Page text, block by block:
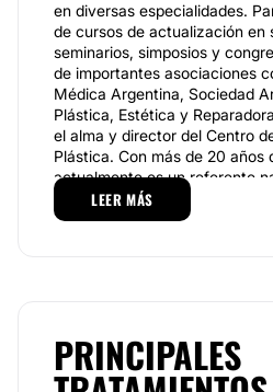
en diversas especialidades.
de cursos de actualización en
seminarios, simposios y
de importantes asociaciones
Médica Argentina, Sociedad
Plástica, Estética y
el alma y director del Centro
Plástica. Con más de 20 años
actualmente es un referente
Plástica. Dispone de un
Centro de Cirugía Plástica con
el médico prepara programas
procedimientos
mejores resultados de acuerdo
LEER MÁS
PRINCIPALES